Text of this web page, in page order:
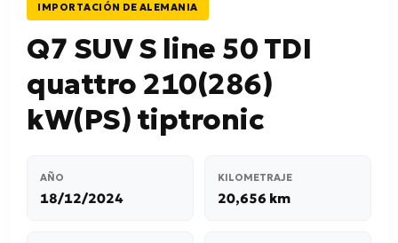
IMPORTACIÓN DE ALEMANIA
Q7 SUV S line 50 TDI
quattro 210(286)
kW(PS) tiptronic
AÑO
18/12/2024
KILOMETRAJE
20,656 km